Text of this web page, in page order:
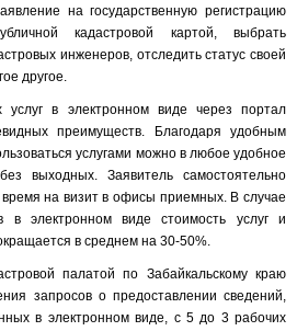
на государственную регистрацию
кадастровой картой, выбрать
инженеров, отследить статус своей
другое.
услуг в электронном виде через портал
преимуществ. Благодаря удобным
услугами можно в любое удобное
выходных. Заявитель самостоятельно
на визит в офисы приемных. В случае
в электронном виде стоимость услуг и
в среднем на 30-50%.
палатой по Забайкальскому краю
запросов о предоставлении сведений,
в электронном виде, с 5 до 3 рабочих